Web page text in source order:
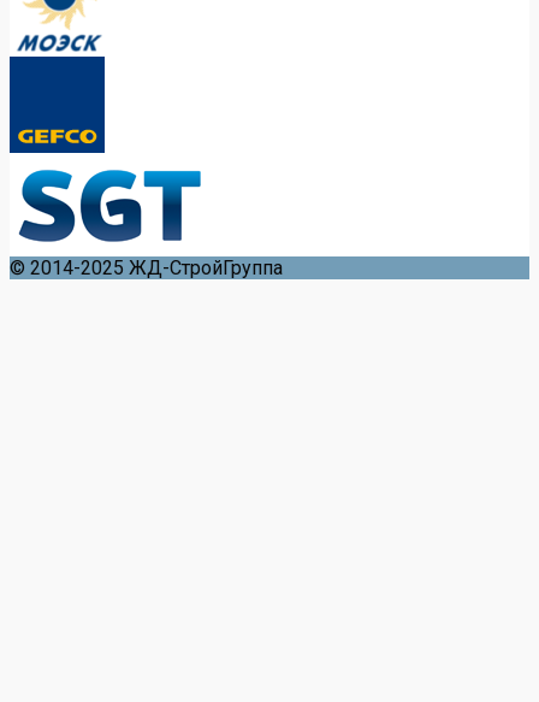
© 2014-2025 ЖД-СтройГруппа